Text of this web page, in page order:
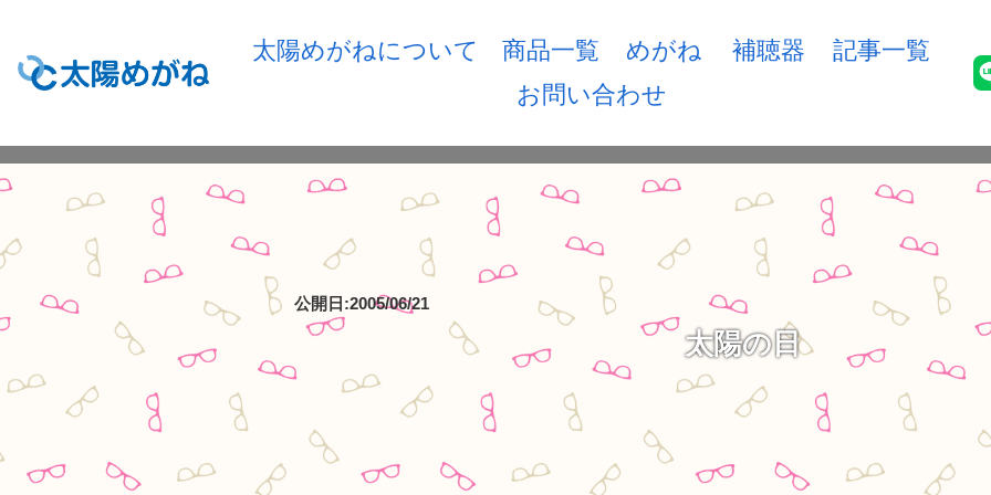
太陽めがねについて 商品一覧 めがね 補聴器
記事一覧
お問い合わせ
公開日:2005/06/21
太陽の日